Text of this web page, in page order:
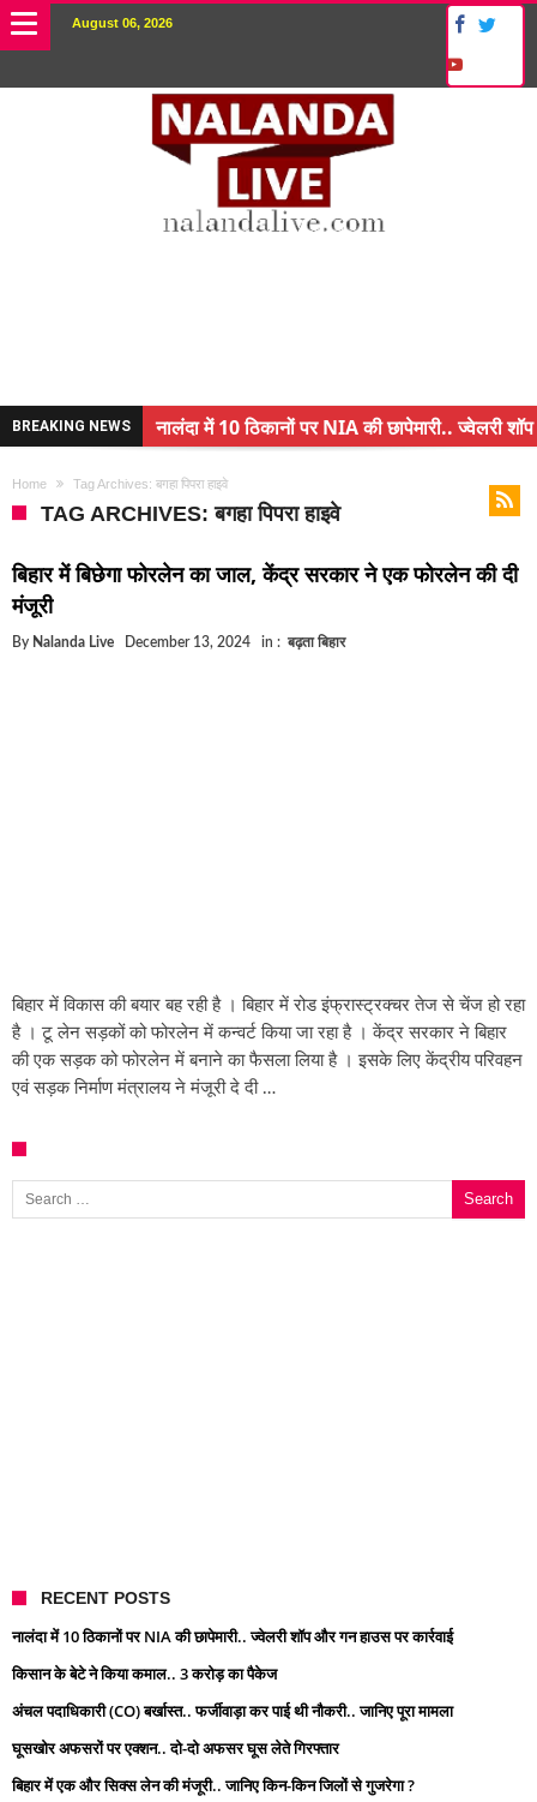
August 06, 2026
BREAKING NEWS
नालंदा में 10 ठिकानों पर NIA की छापेमारी.. ज्वेलरी शॉप
अंचल पदाधिकारी (CO) बर्खास्त.. फर्जीवाड़ा कर पाई थी
बिहार में एक और सिक्स लेन की मंजूरी.. जानिए किन-किन
क्रिकेटर ईशान किशन की शादी फिक्स, गर्लफ्रेंड से होगी
Home Tag Archives: बगहा पिपरा हाइवे
TAG ARCHIVES: बगहा पिपरा हाइवे
बिहार में बिछेगा फोरलेन का जाल, केंद्र सरकार ने एक फोरलेन की दी
मंजूरी
By Nalanda Live December 13, 2024 in : बढ़ता बिहार
बिहार में विकास की बयार बह रही है । बिहार में रोड इंफ्रास्ट्रक्चर तेज से चेंज हो रहा
है । टू लेन सड़कों को फोरलेन में कन्वर्ट किया जा रहा है । केंद्र सरकार ने बिहार
की एक सड़क को फोरलेन में बनाने का फैसला लिया है । इसके लिए केंद्रीय परिवहन
एवं सड़क निर्माण मंत्रालय ने मंजूरी दे दी …
Search for:
RECENT POSTS
नालंदा में 10 ठिकानों पर NIA की छापेमारी.. ज्वेलरी शॉप और गन हाउस पर कार्रवाई
किसान के बेटे ने किया कमाल.. 3 करोड़ का पैकेज
अंचल पदाधिकारी (CO) बर्खास्त.. फर्जीवाड़ा कर पाई थी नौकरी.. जानिए पूरा मामला
घूसखोर अफसरों पर एक्शन.. दो-दो अफसर घूस लेते गिरफ्तार
बिहार में एक और सिक्स लेन की मंजूरी.. जानिए किन-किन जिलों से गुजरेगा ?